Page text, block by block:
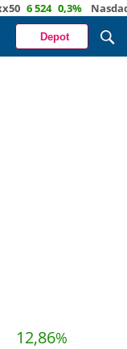
6 524 0,3% Nasdaq 29
Depot
12,86%